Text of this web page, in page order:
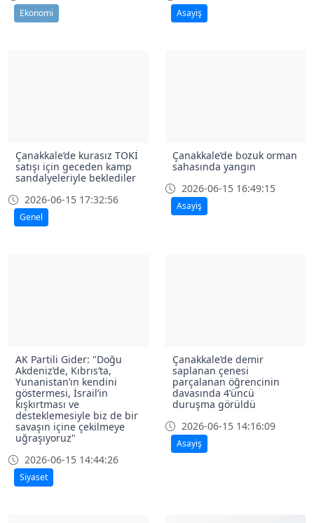
Ekonomi Asayiş
Çanakkale’de kurasız TOKİ
satışı için geceden kamp
sandalyeleriyle beklediler
2026-06-15 17:32:56
Genel
Çanakkale’de bozuk orman
sahasında yangın
2026-06-15 16:49:15
Asayiş
AK Partili Gider: "Doğu
Akdeniz’de, Kıbrıs’ta,
Yunanistan’ın kendini
göstermesi, İsrail’in
kışkırtması ve
desteklemesiyle biz de bir
savaşın içine çekilmeye
uğraşıyoruz"
2026-06-15 14:44:26
Siyaset
Çanakkale’de demir
saplanan çenesi
parçalanan öğrencinin
davasında 4’üncü
duruşma görüldü
2026-06-15 14:16:09
Asayiş